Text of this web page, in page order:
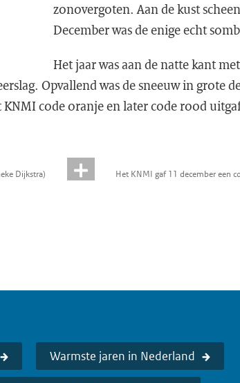
zonovergoten. Aan de kust
December was de enige echt
Het jaar was aan de natte kant
Opvallend was de sneeuw in grote
code oranje en later code rood
Dijkstra) Het KNMI gaf 11 december een
Warmste jaren in Nederland